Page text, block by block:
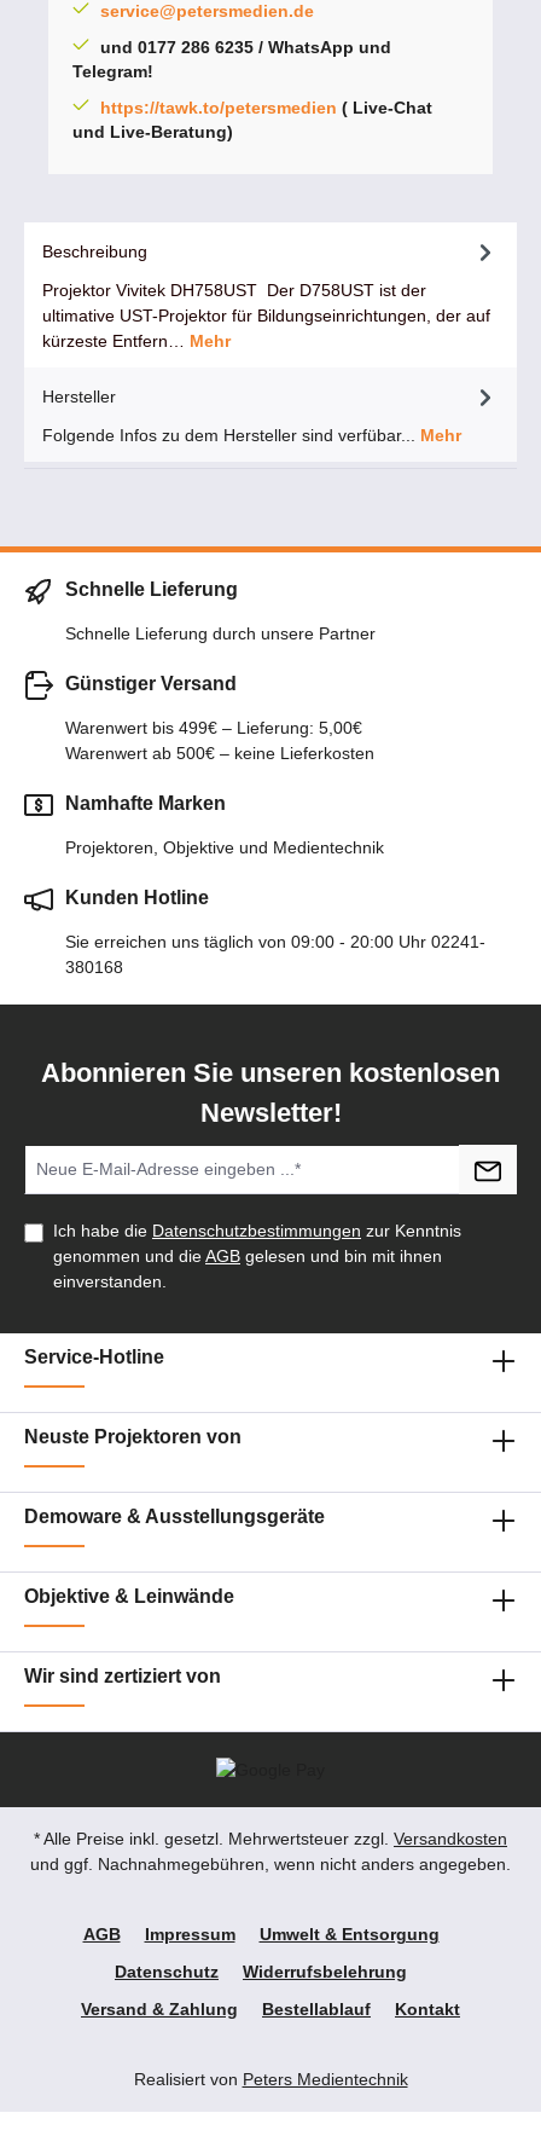
service@petersmedien.de
und 0177 286 6235 / WhatsApp und
Telegram!
https://tawk.to/petersmedien ( Live-Chat
und Live-Beratung)
Beschreibung
Projektor Vivitek DH758UST Der D758UST ist der
ultimative UST-Projektor für Bildungseinrichtungen, der auf
kürzeste Entfern… Mehr
Hersteller
Folgende Infos zu dem Hersteller sind verfübar... Mehr
Schnelle Lieferung
Schnelle Lieferung durch unsere Partner
Günstiger Versand
Warenwert bis 499€ – Lieferung: 5,00€
Warenwert ab 500€ – keine Lieferkosten
Namhafte Marken
Projektoren, Objektive und Medientechnik
Kunden Hotline
Sie erreichen uns täglich von 09:00 - 20:00 Uhr 02241-
380168
Abonnieren Sie unseren kostenlosen
Newsletter!
Ich habe die Datenschutzbestimmungen zur Kenntnis
genommen und dieAGB gelesen und bin mit ihnen
einverstanden.
Service-Hotline
Neuste Projektoren von
Demoware & Ausstellungsgeräte
Objektive & Leinwände
Wir sind zertiziert von
* Alle Preise inkl. gesetzl. Mehrwertsteuer zzgl. Versandkosten
und ggf. Nachnahmegebühren, wenn nicht anders angegeben.
AGB Impressum
Umwelt & Entsorgung
Datenschutz
Widerrufsbelehrung
Versand & Zahlung
Bestellablauf Kontakt
Realisiert von Peters Medientechnik